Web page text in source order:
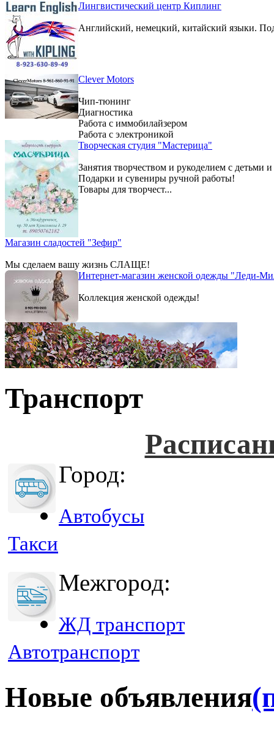
Лингвистический центр Киплинг
Английский, немецкий, китайский языки.
Clever Motors
Чип-тюнинг
Диагностика
Работа с иммобилайзером
Работа с электроникой
Творческая студия "Мастерица"
Занятия творчеством и рукоделием с детьми
Подарки и сувениры ручной работы!
Товары для творчест...
Магазин сладостей "Зефир"
Мы сделаем вашу жизнь СЛАЩЕ!
Интернет-магазин женской одежды "Леди-
Коллекция женской одежды!
Транспорт
Город:
Автобусы
Такси
Межгород:
ЖД транспорт
Автотранспорт
Новые объявления